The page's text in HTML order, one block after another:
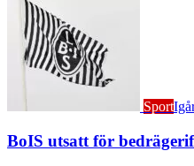
Sport
BoIS utsatt för